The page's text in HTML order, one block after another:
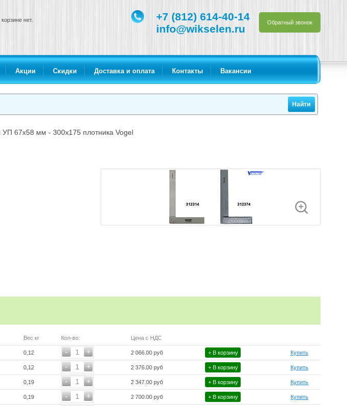
+7 (812) 614-40-14
info@wikselen.ru
Обратный звонок
нет.
Акции Скидки Доставка и оплата Контакты Вакансии
УП 67х58 мм - 300х175 плотника Vogel
Вес кг Кол-во: Цена с НДС
0,12 +
- 1 2 066.00 руб + В корзину Купить
0,12 +
- 1 2 376.00 руб + В корзину Купить
0,19 +
- 1 2 347.00 руб + В корзину Купить
0,19 +
- 1 2 700.00 руб + В корзину Купить